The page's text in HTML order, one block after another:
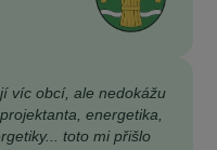
víc obcí, ale nedokážu
energetika,
toto mi přišlo